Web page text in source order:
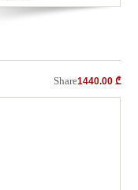
1440.00 ₾
Share